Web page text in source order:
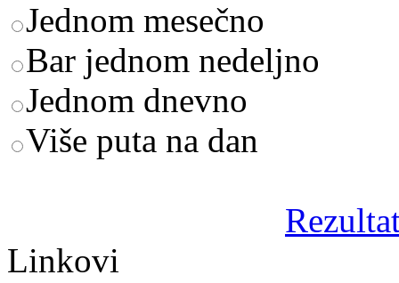
Jednom mesečno
Bar jednom nedeljno
Jednom dnevno
Više puta na dan
Linkovi